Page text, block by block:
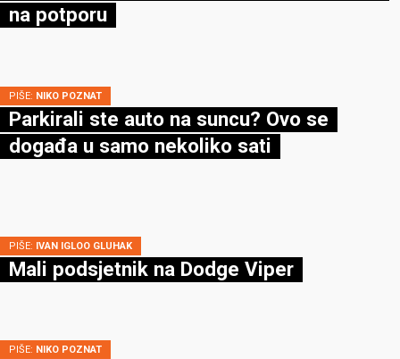
na potporu
PIŠE: NIKO POZNAT
Parkirali ste auto na suncu? Ovo se
događa u samo nekoliko sati
PIŠE: IVAN IGLOO GLUHAK
Mali podsjetnik na Dodge Viper
PIŠE: NIKO POZNAT